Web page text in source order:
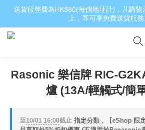
送貨服務費為HK$80(每個地址計)，凡購物
上，即可享免費送貨服務
Rasonic 樂信牌 RIC-
爐 (13A/輕觸式/簡
至10/01 16:00截止 指定分類，【eShop 限